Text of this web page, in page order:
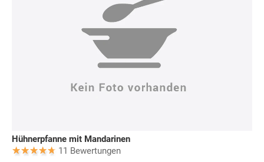
Hühnerpfanne mit Mandarinen
11 Bewertungen